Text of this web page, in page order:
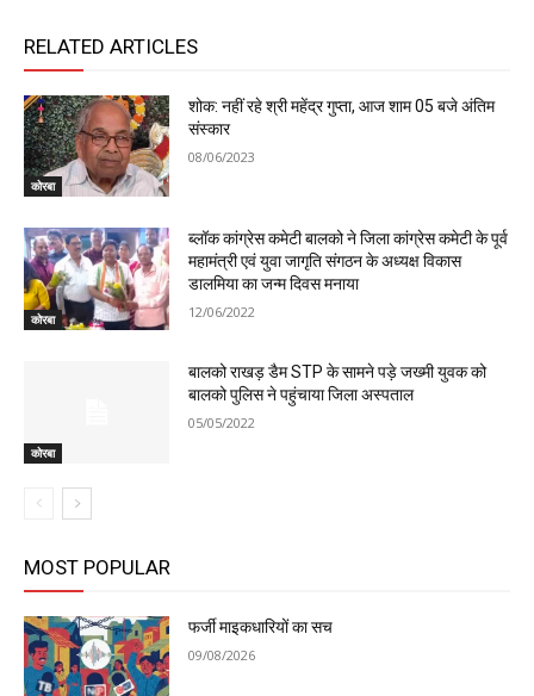
RELATED ARTICLES
कोरबा
शोक: नहीं रहे श्री महेंद्र गुप्ता, आज शाम 05 बजे अंतिम
संस्कार
08/06/2023
कोरबा
ब्लॉक कांग्रेस कमेटी बालको ने जिला कांग्रेस कमेटी के पूर्व
महामंत्री एवं युवा जागृति संगठन के अध्यक्ष विकास
डालमिया का जन्म दिवस मनाया
12/06/2022
कोरबा
बालको राखड़ डैम STP के सामने पड़े जख्मी युवक को
बालको पुलिस ने पहुंचाया जिला अस्पताल
05/05/2022
MOST POPULAR
फर्जी माइकधारियों का सच
09/08/2026